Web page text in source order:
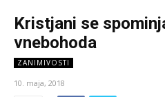
Kristjani se
vnebohoda
ZANIMIVOSTI
10. maja, 2018